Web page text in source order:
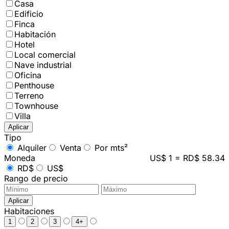
Casa
Edificio
Finca
Habitación
Hotel
Local comercial
Nave industrial
Oficina
Penthouse
Terreno
Townhouse
Villa
Aplicar
Tipo
Alquiler
Venta
Por mts²
Moneda
US$ 1 = RD$ 58.34
RD$
US$
Rango de precio
Aplicar
Habitaciones
1 2 3 4+